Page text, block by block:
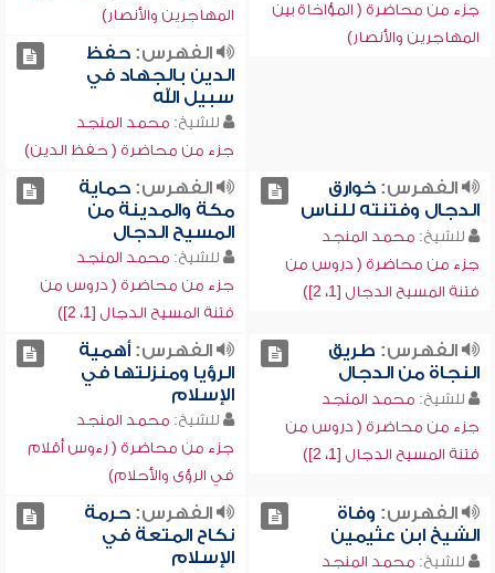
جزء من محاضرة ( المؤاخاة بين
المهاجرين والأنصار)
المهاجرين والأنصار)
الفهرس:حفظ
الدين بالجهاد في
سبيل الله
للشيخ: محمد المنجد
جزء من محاضرة ( حفظ الدين)
الفهرس:خوارق
الدجال وفتنته للناس
للشيخ: محمد المنجد
جزء من محاضرة ( دروس من
فتنة المسيح الدجال [1، 2])
الفهرس:حماية
مكة والمدينة من
المسيح الدجال
للشيخ: محمد المنجد
جزء من محاضرة ( دروس من
فتنة المسيح الدجال [1، 2])
الفهرس: طريق
النجاة من الدجال
للشيخ: محمد المنجد
جزء من محاضرة ( دروس من
فتنة المسيح الدجال [1، 2])
الفهرس:أهمية
الرؤيا ومنزلتها في
الإسلام
للشيخ: محمد المنجد
جزء من محاضرة ( رءوس أقلام
في الرؤى والأحلام)
الفهرس: وفاة
الشيخ ابن عثيمين
للشيخ: محمد المنجد
الفهرس:حرمة
نكاح المتعة في
الإسلام